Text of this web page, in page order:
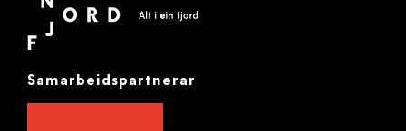
Samarbeidspartnerar